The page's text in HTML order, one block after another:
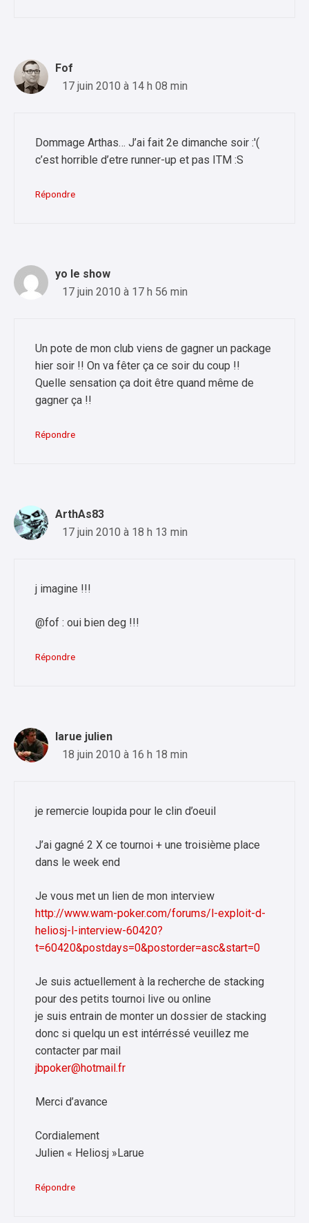
Fof
17 juin 2010 à 14 h 08 min
Dommage Arthas… J’ai fait 2e dimanche soir :'(
c’est horrible d’etre runner-up et pas ITM :S
Répondre
yo le show
17 juin 2010 à 17 h 56 min
Un pote de mon club viens de gagner un package
hier soir !! On va fêter ça ce soir du coup !!
Quelle sensation ça doit être quand même de
gagner ça !!
Répondre
ArthAs83
17 juin 2010 à 18 h 13 min
j imagine !!!
@fof : oui bien deg !!!
Répondre
larue julien
18 juin 2010 à 16 h 18 min
je remercie loupida pour le clin d’oeuil
J’ai gagné 2 X ce tournoi + une troisième place
dans le week end
Je vous met un lien de mon interview
http://www.wam-poker.com/forums/l-exploit-d-
heliosj-l-interview-60420?
t=60420&postdays=0&postorder=asc&start=0
Je suis actuellement à la recherche de stacking
pour des petits tournoi live ou online
je suis entrain de monter un dossier de stacking
donc si quelqu un est intérréssé veuillez me
contacter par mail
jbpoker@hotmail.fr
Merci d’avance
Cordialement
Julien « Heliosj »Larue
Répondre